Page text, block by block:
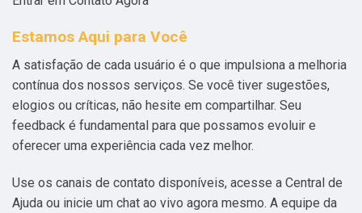
Estamos Aqui para Você
A satisfação de cada usuário é o que impulsiona a melhoria
contínua dos nossos serviços. Se você tiver sugestões,
elogios ou críticas, não hesite em compartilhar. Seu
feedback é fundamental para que possamos evoluir e
oferecer uma experiência cada vez melhor.
Use os canais de contato disponíveis, acesse a Central de
Ajuda ou inicie um chat ao vivo agora mesmo. A equipe da